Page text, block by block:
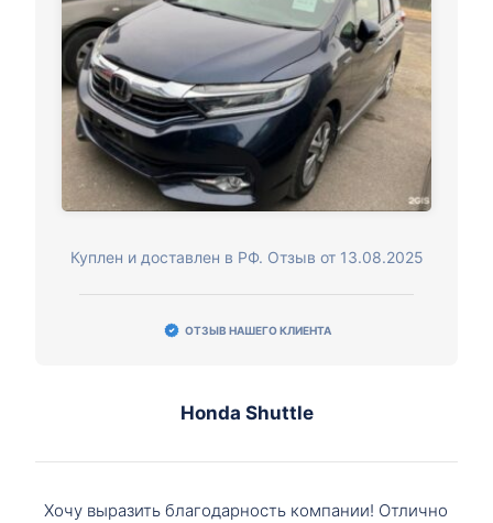
Куплен и доставлен в РФ. Отзыв от 13.08.2025
ОТЗЫВ НАШЕГО КЛИЕНТА
Honda Shuttle
Хочу выразить благодарность компании! Отлично